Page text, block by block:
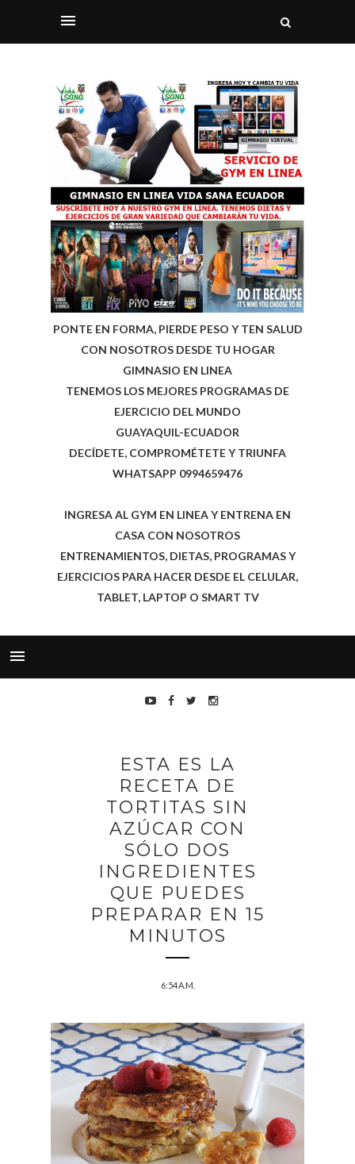
PONTE EN FORMA, PIERDE PESO Y TEN SALUD
CON NOSOTROS DESDE TU HOGAR
GIMNASIO EN LINEA
TENEMOS LOS MEJORES PROGRAMAS DE
EJERCICIO DEL MUNDO
GUAYAQUIL-ECUADOR
DECÍDETE, COMPROMÉTETE Y TRIUNFA
WHATSAPP 0994659476
INGRESA AL GYM EN LINEA Y ENTRENA EN
CASA CON NOSOTROS
ENTRENAMIENTOS, DIETAS, PROGRAMAS Y
EJERCICIOS PARA HACER DESDE EL CELULAR,
TABLET, LAPTOP O SMART TV
ESTA ES LA
RECETA DE
TORTITAS SIN
AZÚCAR CON
SÓLO DOS
INGREDIENTES
QUE PUEDES
PREPARAR EN 15
MINUTOS
6:54 A.M.